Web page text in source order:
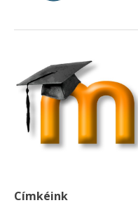
Címkéink